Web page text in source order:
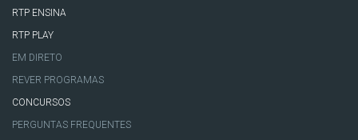
RTP ENSINA
RTP PLAY
EM DIRETO
REVER PROGRAMAS
CONCURSOS
PERGUNTAS FREQUENTES